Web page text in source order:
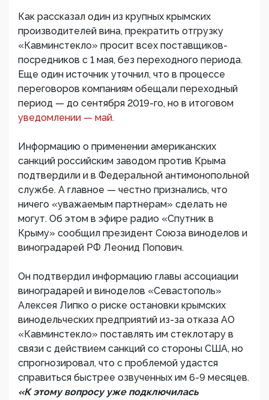
Как рассказал один из крупных крымских
производителей вина, прекратить отгрузку
«Кавминстекло» просит всех поставщиков-
посредников с 1 мая, без переходного периода.
Еще один источник уточнил, что в процессе
переговоров компаниям обещали переходный
период — до сентября 2019-го, но в итоговом
уведомлении — май.
Информацию о применении американских
санкций российским заводом против Крыма
подтвердили и в Федеральной антимонопольной
службе. А главное — честно признались, что
ничего «уважаемым партнерам» сделать не
могут. Об этом в эфире радио «Спутник в
Крыму» сообщил президент Союза виноделов и
виноградарей РФ Леонид Попович.
Он подтвердил информацию главы ассоциации
виноградарей и виноделов «Севастополь»
Алексея Липко о риске остановки крымских
винодельческих предприятий из-за отказа АО
«Кавминстекло» поставлять им стеклотару в
связи с действием санкций со стороны США, но
спрогнозировал, что с проблемой удастся
справиться быстрее озвученных им 6-9 месяцев.
«К этому вопросу уже подключилась